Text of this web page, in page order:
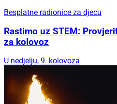
Besplatne radionice za djecu
Rastimo uz STEM:
za kolovoz
U nedjelju, 9. kolovoza